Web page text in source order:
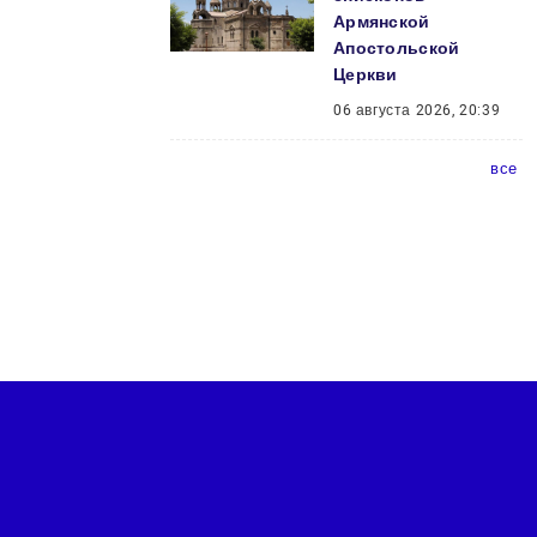
Армянской
Апостольской
Церкви
06 августа 2026, 20:39
все